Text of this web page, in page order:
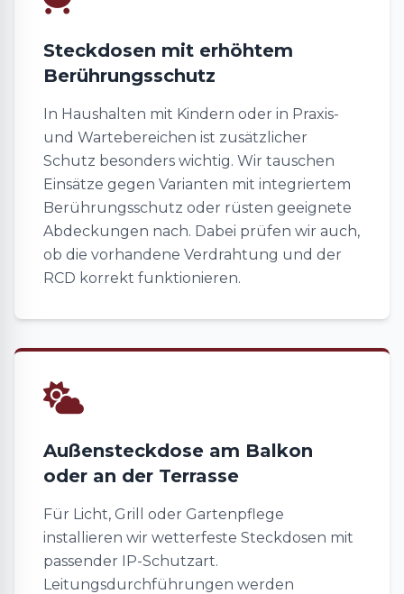
Steckdosen mit erhöhtem
Berührungsschutz
In Haushalten mit Kindern oder in Praxis-
und Wartebereichen ist zusätzlicher
Schutz besonders wichtig. Wir tauschen
Einsätze gegen Varianten mit integriertem
Berührungsschutz oder rüsten geeignete
Abdeckungen nach. Dabei prüfen wir auch,
ob die vorhandene Verdrahtung und der
RCD korrekt funktionieren.
Außensteckdose am Balkon
oder an der Terrasse
Für Licht, Grill oder Gartenpflege
installieren wir wetterfeste Steckdosen mit
passender IP-Schutzart.
Leitungsdurchführungen werden